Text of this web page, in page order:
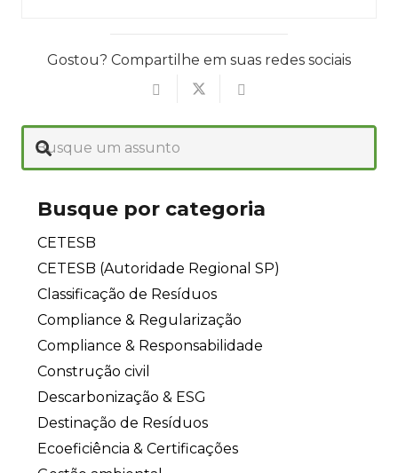
Gostou? Compartilhe em suas redes sociais
Busque por categoria
CETESB
CETESB (Autoridade Regional SP)
Classificação de Resíduos
Compliance & Regularização
Compliance & Responsabilidade
Construção civil
Descarbonização & ESG
Destinação de Resíduos
Ecoeficiência & Certificações